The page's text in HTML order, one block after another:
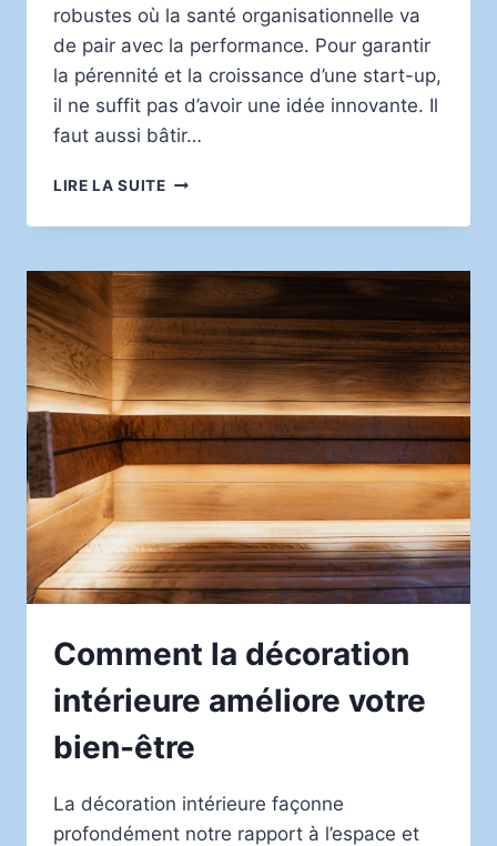
robustes où la santé organisationnelle va
de pair avec la performance. Pour garantir
la pérennité et la croissance d’une start-up,
il ne suffit pas d’avoir une idée innovante. Il
faut aussi bâtir…
LIRE LA SUITECRÉER
ENTREPRISE
ET
PERFORMANTE
:
LES
PRATIQUES
ESSENTIELLES
Comment la décoration
intérieure améliore votre
bien-être
La décoration intérieure façonne
profondément notre rapport à l’espace et